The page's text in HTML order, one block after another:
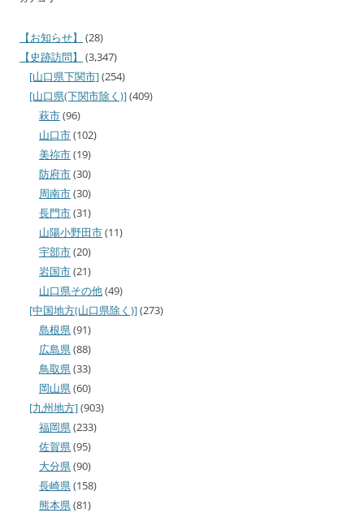
【お知らせ】
(28)
【史跡訪問】
(3,347)
[山口県下関市](254)
[山口県(下関市除く)](409)
萩市(96)
山口市(102)
美祢市(19)
防府市(30)
周南市(30)
長門市(31)
山陽小野田市(11)
宇部市(20)
岩国市(21)
山口県その他(49)
[中国地方(山口県除く)](273)
島根県(91)
広島県(88)
鳥取県(33)
岡山県(60)
[九州地方](903)
福岡県(233)
佐賀県(95)
大分県(90)
長崎県(158)
熊本県(81)